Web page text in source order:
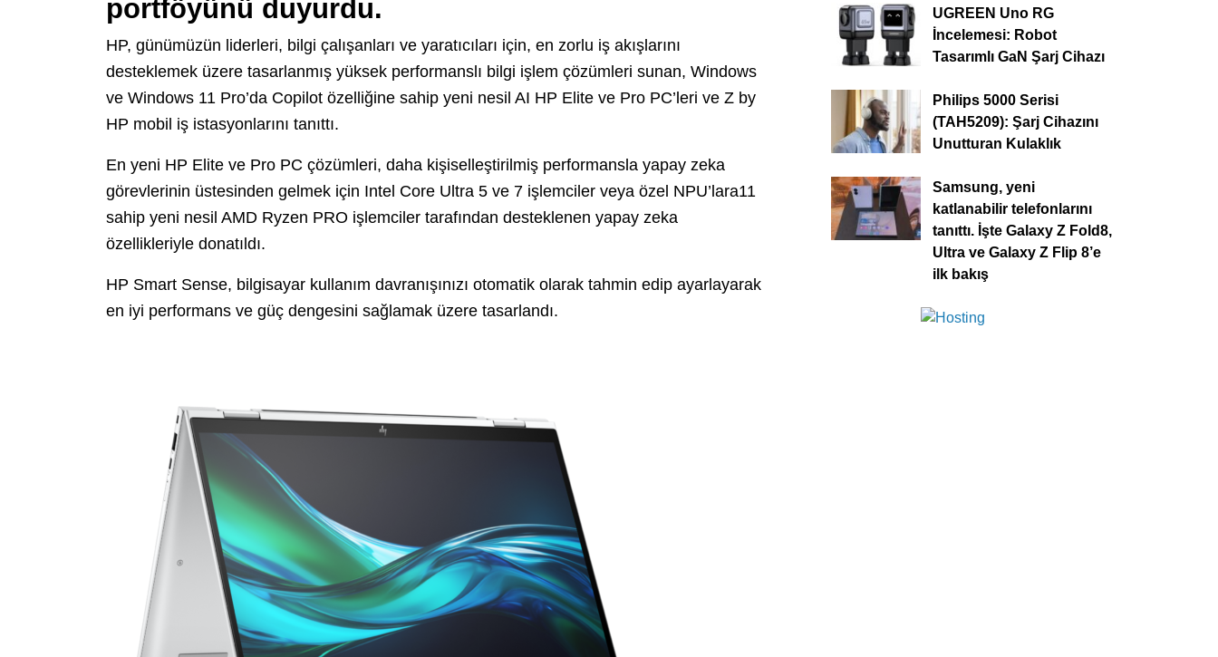
portföyünü duyurdu.
HP, günümüzün liderleri, bilgi çalışanları ve yaratıcıları için, en zorlu iş akışlarını
desteklemek üzere tasarlanmış yüksek performanslı bilgi işlem çözümleri sunan, Windows
ve Windows 11 Pro’da Copilot özelliğine sahip yeni nesil AI HP Elite ve Pro PC’leri ve Z by
HP mobil iş istasyonlarını tanıttı.
En yeni HP Elite ve Pro PC çözümleri, daha kişiselleştirilmiş performansla yapay zeka
görevlerinin üstesinden gelmek için Intel Core Ultra 5 ve 7 işlemciler veya özel NPU’lara11
sahip yeni nesil AMD Ryzen PRO işlemciler tarafından desteklenen yapay zeka
özellikleriyle donatıldı.
HP Smart Sense, bilgisayar kullanım davranışınızı otomatik olarak tahmin edip ayarlayarak
en iyi performans ve güç dengesini sağlamak üzere tasarlandı.
UGREEN Uno RG
İncelemesi: Robot
Tasarımlı GaN Şarj Cihazı
Philips 5000 Serisi
(TAH5209): Şarj Cihazını
Unutturan Kulaklık
Samsung, yeni
katlanabilir telefonlarını
tanıttı. İşte Galaxy Z Fold8,
Ultra ve Galaxy Z Flip 8’e
ilk bakış